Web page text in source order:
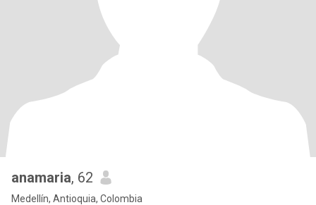
anamaria, 62
Medellín, Antioquia, Colombia